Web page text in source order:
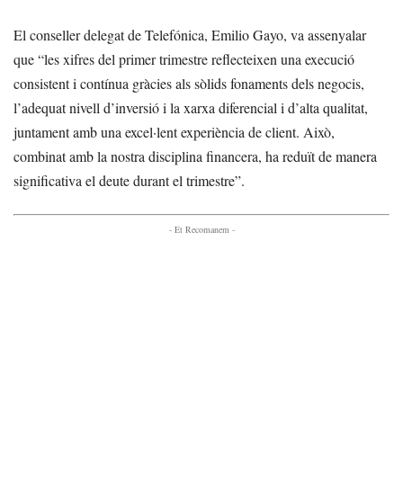
El conseller delegat de Telefónica, Emilio Gayo, va assenyalar
que “les xifres del primer trimestre reflecteixen una execució
consistent i contínua gràcies als sòlids fonaments dels negocis,
l’adequat nivell d’inversió i la xarxa diferencial i d’alta qualitat,
juntament amb una excel·lent experiència de client. Això,
combinat amb la nostra disciplina financera, ha reduït de manera
significativa el deute durant el trimestre”.
- Et Recomanem -